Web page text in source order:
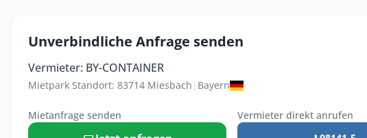
Unverbindliche Anfrage senden
Vermieter: BY-CONTAINER
Mietpark Standort: 83714 Miesbach | Bayern
Mietanfrage senden
Vermieter direkt anrufen